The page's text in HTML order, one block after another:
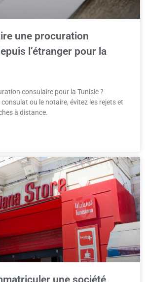
une procuration
l’étranger pour la
consulaire pour la Tunisie ?
ou le notaire, évitez les rejets et
à distance.
une société